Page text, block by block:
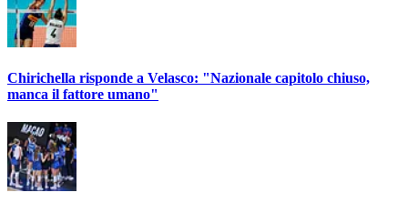
Chirichella risponde a Velasco: "Nazionale capitolo chiuso,
manca il fattore umano"